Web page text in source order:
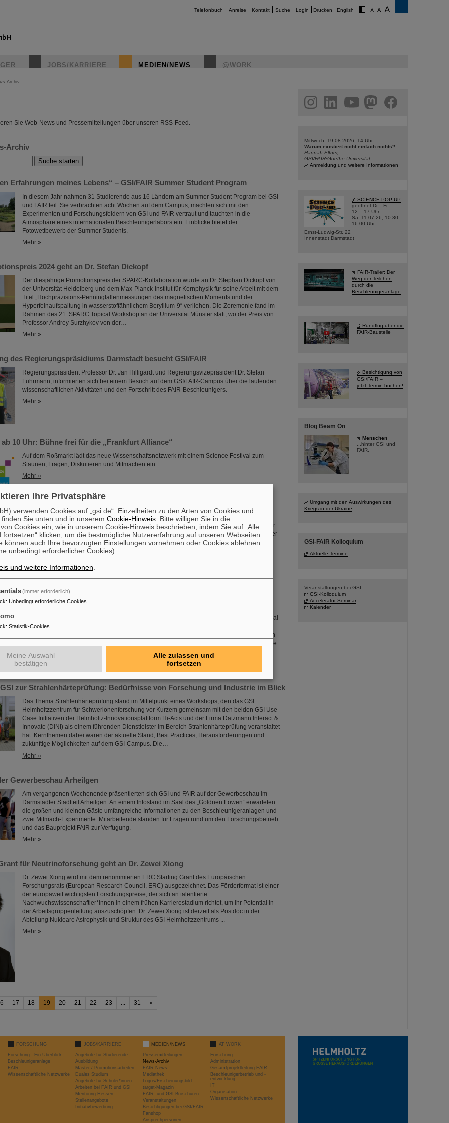
Telefonbuch Anreise Kontakt Suche Login Drucken English
JOBS/KARRIERE MEDIEN/NEWS @WORK
Archiv
Sie Web-News und Pressemitteilungen über unseren RSS-Feed.
Archiv
Erfahrungen meines Lebens“ – GSI/FAIR Summer Student Program
In diesem Jahr nahmen 31 Studierende aus 16 Ländern am Summer Student Program bei GSI
und FAIR teil. Sie verbrachten acht Wochen auf dem Campus, machten sich mit den
Experimenten und Forschungsfeldern von GSI und FAIR vertraut und tauchten in die
Atmosphäre eines internationalen Beschleunigerlabors ein. Einblicke bietet der
Fotowettbewerb der Summer Students.
Mehr »
2024 geht an Dr. Stefan Dickopf
Der diesjährige Promotionspreis der SPARC-Kollaboration wurde an Dr. Stephan Dickopf von
der Universität Heidelberg und dem Max-Planck-Institut für Kernphysik für seine Arbeit mit dem
Titel „Hochpräzisions-Penningfallenmessungen des magnetischen Moments und der
Hyperfeinaufspaltung in wasserstoffähnlichem Beryllium-9“ verliehen. Die Zeremonie fand im
Rahmen des 21. SPARC Topical Workshop an der Universität Münster statt, wo der Preis von
Professor Andrey Surzhykov von der…
Mehr »
des Regierungspräsidiums Darmstadt besucht GSI/FAIR
Regierungspräsident Professor Dr. Jan Hilligardt und Regierungsvizepräsident Dr. Stefan
Fuhrmann, informierten sich bei einem Besuch auf dem GSI/FAIR-Campus über die laufenden
wissenschaftlichen Aktivitäten und den Fortschritt des FAIR-Beschleunigers.
Mehr »
ab 10 Uhr: Bühne frei für die „Frankfurt Alliance“
Auf dem Roßmarkt lädt das neue Wissenschaftsnetzwerk mit einem Science Festival zum
Staunen, Fragen, Diskutieren und Mitmachen ein.
Mehr »
Rhein-Main“: Auftaktveranstaltung und Besichtigung bei GSI/FAIR
Die Auftaktveranstaltung zu den „Tagen der Industriekultur Rhein-Main“ wurde in diesem Jahr
beim GSI/FAIR in Darmstadt abgehalten. Außerdem hatten Interessierte Gelegenheit, bei einer
öffentlichen Besichtigung im Rahmen der Veranstaltungstage das GSI Helmholtzzentrum für
Schwerionenforschung und das künftige internationale Beschleunigerzentrum FAIR, das
der Industriekultur“ jährlich von der KulturRegion…
Mehr »
den Highlights der Physik in Hannover
Vom 23. September bis zum 28. September 2024 findet in Hannover das Wissenschaftsfestival
„Highlights der Physik“ statt. Zentrale Elemente der Veranstaltung sind die große
Mitmachausstellung und Wissenschaftsshows sowie ein vielseitiges Vortragsprogramm. Auch
GSI und FAIR sind mit einem Stand vertreten und bieten Fakten und Unterhaltung rund um die
zukünftige Teilchenbeschleunigeranlage FAIR, die derzeit bei GSI in Darmstadt entsteht.
Mehr »
zur Strahlenhärteprüfung: Bedürfnisse von Forschung und Industrie im Blick
Das Thema Strahlenhärteprüfung stand im Mittelpunkt eines Workshops, den das GSI
Helmholtzzentrum für Schwerionenforschung vor Kurzem gemeinsam mit den beiden GSI Use
Case Initiativen der Helmholtz-Innovationsplattform Hi-Acts und der Firma Datzmann Interact &
Innovate (DINI) als einem führenden Dienstleister im Bereich Strahlenhärteprüfung veranstaltet
hat. Kernthemen dabei waren der aktuelle Stand, Best Practices, Herausforderungen und
zukünftige Möglichkeiten auf dem GSI-Campus. Die…
Mehr »
Gewerbeschau Arheilgen
Am vergangenen Wochenende präsentierten sich GSI und FAIR auf der Gewerbeschau im
Darmstädter Stadtteil Arheilgen. An einem Infostand im Saal des „Goldnen Löwen“ erwarteten
die großen und kleinen Gäste umfangreiche Informationen zu den Beschleunigeranlagen und
zwei Mitmach-Experimente. Mitarbeitende standen für Fragen rund um den Forschungsbetrieb
und das Bauprojekt FAIR zur Verfügung.
Mehr »
für Neutrinoforschung geht an Dr. Zewei Xiong
Dr. Zewei Xiong wird mit dem renommierten ERC Starting Grant des Europäischen
Forschungsrats (European Research Council, ERC) ausgezeichnet. Das Förderformat ist einer
der europaweit wichtigsten Forschungspreise, der sich an talentierte
Nachwuchswissenschaftler*innen in einem frühen Karrierestadium richtet, um ihr Potential in
der Arbeitsgruppenleitung auszuschöpfen. Dr. Zewei Xiong ist derzeit als Postdoc in der
Abteilung Nukleare Astrophysik und Struktur des GSI Helmholtzzentrums ...
Mehr »
17 18 19 20 21 22 23 ... 31 »
facebook
Mittwoch, 19.08.2026, 14 Uhr
Warum existiert nicht einfach nichts?
Hannah Elfner,
GSI/FAIR/Goethe-Universität
Anmeldung und weitere Informationen
SCIENCE POP-UP
geöffnet Di – Fr,
12 – 17 Uhr
Sa, 11.07.26, 10:30-
16:00 Uhr
Ernst-Ludwig-Str. 22
Innenstadt Darmstadt
FAIR-Trailer: Der
Weg der Teilchen
durch die
Beschleunigeranlage
Rundflug über die
FAIR-Baustelle
Besichtigung von
GSI/FAIR –
jetzt Termin buchen!
Blog Beam On
Menschen
...hinter GSI und
FAIR.
Umgang mit den Auswirkungen des
Kriegs in der Ukraine
GSI-FAIR Kolloquium
Aktuelle Termine
Veranstaltungen bei GSI:
GSI-Kolloquium
Accelerator Seminar
Kalender
FORSCHUNG
Forschung - Ein Überblick
Beschleunigeranlage
FAIR
Wissenschaftliche Netzwerke
JOBS/KARRIERE
Angebote für Studierende
Ausbildung
Master / Promotionsarbeiten
Duales Studium
Angebote für Schüler*innen
Arbeiten bei FAIR und GSI
Mentoring Hessen
Stellenangebote
Initiativbewerbung
MEDIEN/NEWS
Pressemitteilungen
News-Archiv
FAIR-News
Mediathek
Logos/Erscheinungsbild
target-Magazin
FAIR- und GSI-Broschüren
Veranstaltungen
Besichtigungen bei GSI/FAIR
Fanshop
Ansprechpersonen
AT WORK
Forschung
Administration
Gesamtprojektleitung FAIR
Beschleunigerbetrieb und -
entwicklung
IT
Organisation
Wissenschaftliche Netzwerke
Ihre Privatsphäre
verwenden Cookies auf „gsi.de“. Einzelheiten zu den Arten von Cookies und
Sie unten und in unserem Cookie-Hinweis . Bitte willigen Sie in die
Cookies ein, wie in unserem Cookie-Hinweis beschrieben, indem Sie auf „Alle
fortsetzen“ klicken, um die bestmögliche Nutzererfahrung auf unseren Webseiten
können auch Ihre bevorzugten Einstellungen vornehmen oder Cookies ablehnen
unbedingt erforderlicher Cookies).
und weitere Informationen
(immer erforderlich)
: Unbedingt erforderliche Cookies
: Statistik-Cookies
Meine Auswahl
bestätigen
Alle zulassen und
fortsetzen